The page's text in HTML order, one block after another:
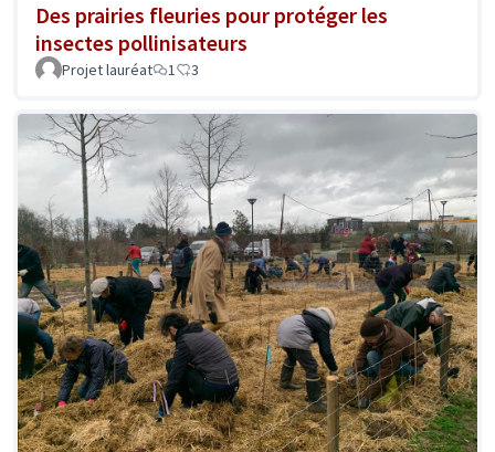
Des prairies fleuries pour protéger les
insectes pollinisateurs
Projet lauréat 1 3